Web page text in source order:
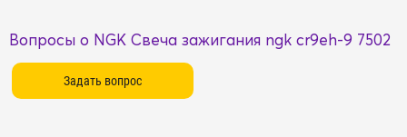
Вопросы о NGK Свеча зажигания ngk cr9eh-9 7502